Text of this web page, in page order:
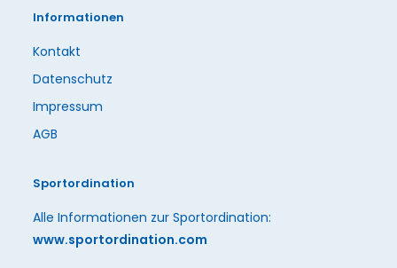
Informationen
Kontakt
Datenschutz
Impressum
AGB
Sportordination
Alle Informationen zur Sportordination:
www.sportordination.com